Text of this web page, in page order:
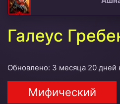
Галеус
Обновлено: 3 месяца 20 дней
Мифический